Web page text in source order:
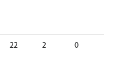
22 2 0